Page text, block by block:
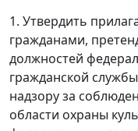
1. Утвердить
гражданами,
должностей
гражданской
надзору за
области охраны